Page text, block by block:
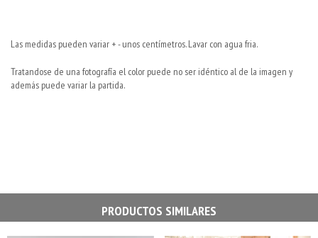
Las medidas pueden variar + - unos centímetros. Lavar con agua fria.
Tratandose de una fotografía el color puede no ser idéntico al de la imagen y
además puede variar la partida.
PRODUCTOS SIMILARES